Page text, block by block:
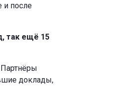
и после
так ещё 15
доклады,